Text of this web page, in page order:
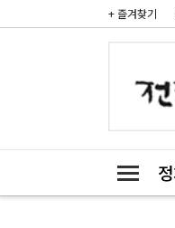
+ 즐겨찾기